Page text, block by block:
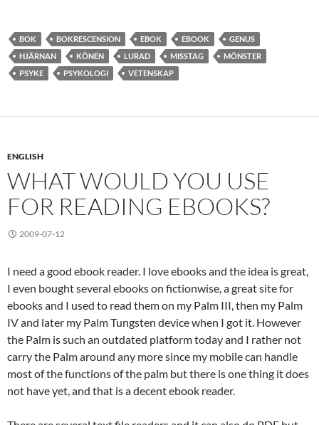
BOK BOKRESCENSION EBOK EBOOK
GENUS
HJÄRNAN
KÖNEN LURAD MISSTAG
MÖNSTER
PSYKE
PSYKOLOGI VETENSKAP
ENGLISH
WHAT WOULD YOU USE
FOR READING EBOOKS?
2009-07-12
I need a good ebook reader. I love ebooks and the idea is great,
I even bought several ebooks on fictionwise, a great site for
ebooks and I used to read them on my Palm III, then my Palm
IV and later my Palm Tungsten device when I got it. However
the Palm is such an outdated platform today and I rather not
carry the Palm around any more since my mobile can handle
most of the functions of the palm but there is one thing it does
not have yet, and that is a decent ebook reader.